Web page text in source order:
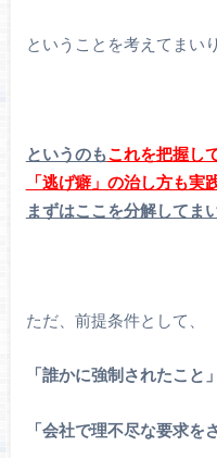
ということを考えてまい
というのもこれを把握し
「逃げ癖」の治し方も実
まずはここを分解してま
ただ、前提条件として、
「誰かに強制されたこと」
「会社で理不尽な要求を